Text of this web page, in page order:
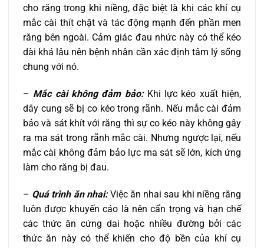
cho răng trong khi niềng, đặc biệt là khi các khí cụ
mắc cài thít chặt và tác động mạnh đến phần men
răng bên ngoài. Cảm giác đau nhức này có thể kéo
dài khá lâu nên bệnh nhân cần xác định tâm lý sống
chung với nó.
– Mắc cài không đảm bảo:Khi lực kéo xuất hiện,
dây cung sẽ bị co kéo trong rãnh. Nếu mắc cài đảm
bảo và sát khít với răng thì sự co kéo này không gây
ra ma sát trong rãnh mắc cài. Nhưng ngược lại, nếu
mắc cài không đảm bảo lực ma sát sẽ lớn, kích ứng
làm cho răng bị đau.
– Quá trình ăn nhai:Việc ăn nhai sau khi niềng răng
luôn được khuyến cáo là nên cẩn trọng và hạn chế
các thức ăn cứng dai hoặc nhiều đường bởi các
thức ăn này có thể khiến cho độ bền của khí cụ